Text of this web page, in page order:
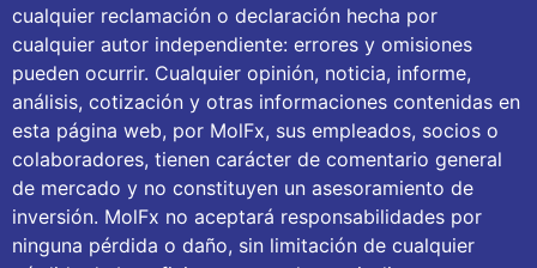
cualquier reclamación o declaración hecha por
cualquier autor independiente: errores y omisiones
pueden ocurrir. Cualquier opinión, noticia, informe,
análisis, cotización y otras informaciones contenidas en
esta página web, por MolFx, sus empleados, socios o
colaboradores, tienen carácter de comentario general
de mercado y no constituyen un asesoramiento de
inversión. MolFx no aceptará responsabilidades por
ninguna pérdida o daño, sin limitación de cualquier